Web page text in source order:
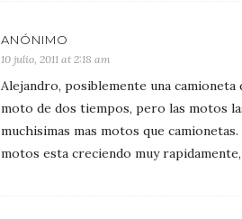
ANÓNIMO
10 julio, 2011 at 2:18 am
Alejandro, posiblemente una
moto de dos tiempos, pero las motos
muchisimas mas motos que
motos esta creciendo muy